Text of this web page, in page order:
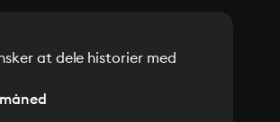
at dele historier med